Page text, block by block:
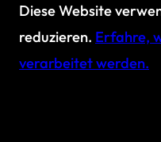
Diese Website
reduzieren. Erfahre,
verarbeitet werden.